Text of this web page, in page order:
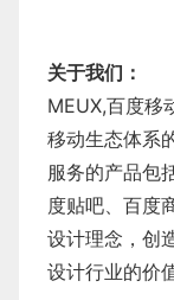
关于我们：
MEUX,百度移
移动生态体系
服务的产品包
度贴吧、百度
设计理念，创
设计行业的价